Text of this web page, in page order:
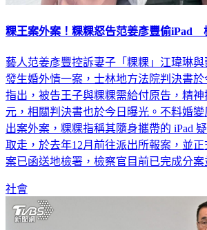
粿王案外案！粿粿怒告范姜彥豐偷iPad
藝人范姜彥豐控訴妻子「粿粿」江瑋琳
發生婚外情一案，士林地方法院判決書
指出，被告王子與粿粿需給付原告，精神
元，相關判決書也於今日曝光。不料婚
出案外案，粿粿指稱其隨身攜帶的 iPad
取走，於去年12月前往派出所報案，並
案已函送地檢署，檢察官目前已完成分案
社會